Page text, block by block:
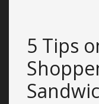
5 Tips